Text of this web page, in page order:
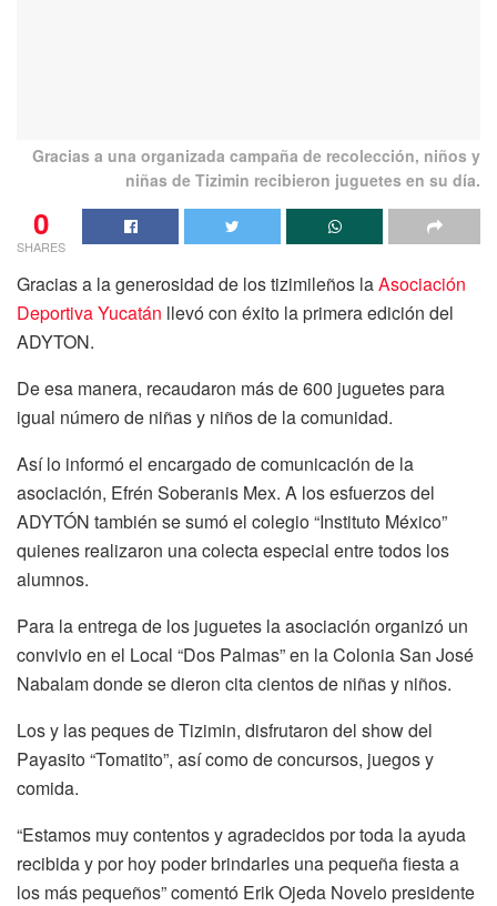
Gracias a una organizada campaña de recolección, niños y
niñas de Tizimin recibieron juguetes en su día.
0
SHARES
Gracias a la generosidad de los tizimileños laAsociación
Deportiva Yucatán llevó con éxito la primera edición del
ADYTON.
De esa manera, recaudaron más de 600 juguetes para
igual número de niñas y niños de la comunidad.
Así lo informó el encargado de comunicación de la
asociación, Efrén Soberanis Mex. A los esfuerzos del
ADYTÓN también se sumó el colegio “Instituto México”
quienes realizaron una colecta especial entre todos los
alumnos.
Para la entrega de los juguetes la asociación organizó un
convivio en el Local “Dos Palmas” en la Colonia San José
Nabalam donde se dieron cita cientos de niñas y niños.
Los y las peques de Tizimin, disfrutaron del show del
Payasito “Tomatito”, así como de concursos, juegos y
comida.
“Estamos muy contentos y agradecidos por toda la ayuda
recibida y por hoy poder brindarles una pequeña fiesta a
los más pequeños” comentó Erik Ojeda Novelo presidente